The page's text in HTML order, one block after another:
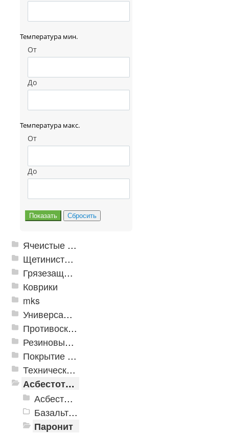
Температура мин.
От
До
Температура макс.
От
До
Ячеистые грязезащитные покрытия
Щетинистые покрытия
Грязезащитные, влаговпитывающие покрытия
Коврики
mks
Универсальные модульные покрытия
Противоскользящая защита для лестниц, профили, ленты
Резиновые и ПВХ дорожки
Покрытие из резиновой крошки
Техническая резина
Асбестотехнические и теплоизоляционные материалы
Асбестотехнические изделия
Базальтовые шнуры
Паронит